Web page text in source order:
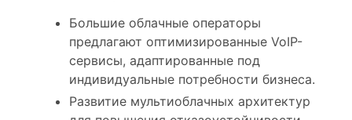
Большие облачные операторы
предлагают оптимизированные VoIP-
сервисы, адаптированные под
индивидуальные потребности бизнеса.
Развитие мультиоблачных архитектур